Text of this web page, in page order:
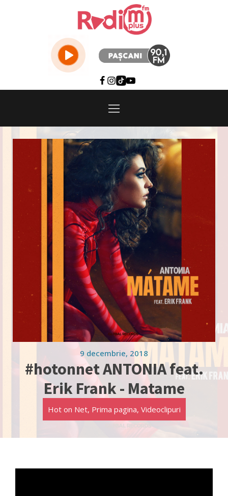
9 decembrie, 2018
#hotonnet ANTONIA feat.
Erik Frank - Matame
Hot on Net, Prima pagina, Videoclipuri